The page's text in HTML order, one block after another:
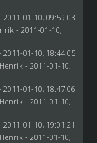
2011-01-10, 09:59:03
- 2011-01-10,
2011-01-10, 18:44:05
- 2011-01-10,
2011-01-10, 18:47:06
- 2011-01-10,
2011-01-10, 19:01:21
- 2011-01-10,